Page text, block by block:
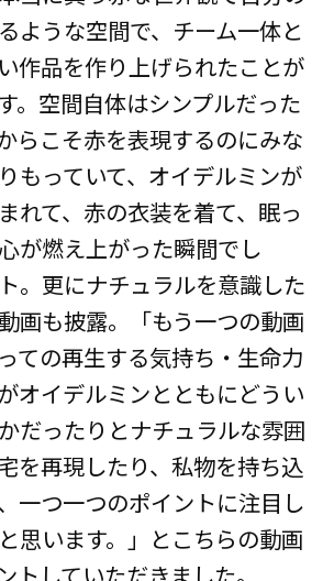
ような空間で、チーム一体と
作品を作り上げられたことが
。空間自体はシンプルだった
らこそ赤を表現するのにみな
もっていて、オイデルミンが
れて、赤の衣装を着て、眠っ
が燃え上がった瞬間でし
。更にナチュラルを意識した
画も披露。「もう一つの動画
ての再生する気持ち・生命力
オイデルミンとともにどうい
だったりとナチュラルな雰囲
を再現したり、私物を持ち込
一つ一つのポイントに注目し
思います。」とこちらの動画
トしていただきました。